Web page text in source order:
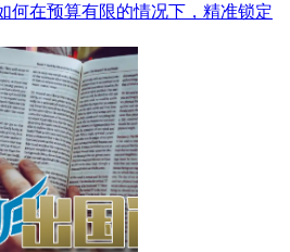
何在预算有限的情况下，精准锁定